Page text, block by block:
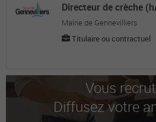
Directeur de crèche
Mairie de Gennevilliers
Titulaire ou contractuel
Vous
Diffusez votre